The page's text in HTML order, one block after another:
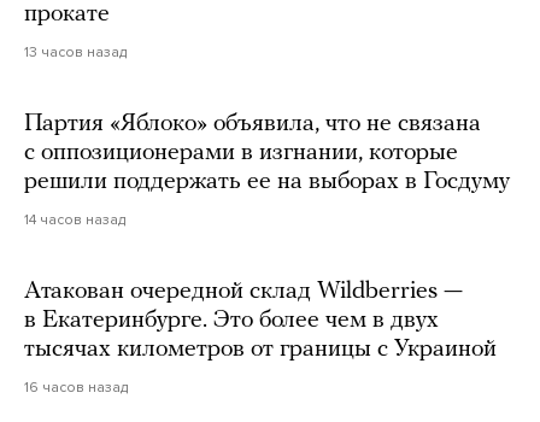
прокате
13 часов назад
Партия «Яблоко» объявила, что не связана
с оппозиционерами в изгнании, которые
решили поддержать ее на выборах в Госдуму
14 часов назад
Атакован очередной склад Wildberries —
в Екатеринбурге. Это более чем в двух
тысячах километров от границы с Украиной
16 часов назад